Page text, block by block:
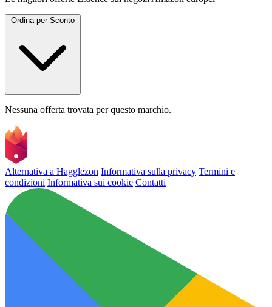
Ordina per Sconto
Nessuna offerta trovata per questo marchio.
Alternativa a Hagglezon Informativa sulla privacy Termini e
condizioni Informativa sui cookie Contatti